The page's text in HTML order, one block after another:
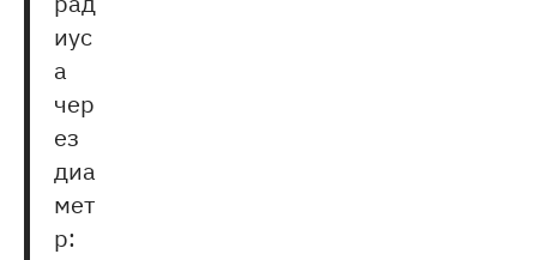
иус
а
чер
ез
диа
мет
р: